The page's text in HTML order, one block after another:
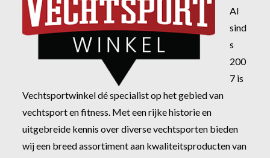
Al
sind
s
200
7 is
Vechtsportwinkel dé specialist op het gebied van
vechtsport en fitness. Met een rijke historie en
uitgebreide kennis over diverse vechtsporten bieden
wij een breed assortiment aan kwaliteitsproducten van